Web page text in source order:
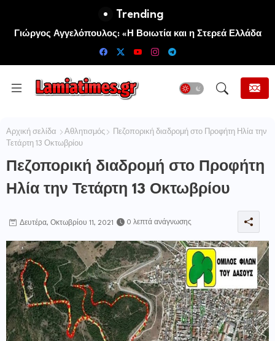
Trending
Γιώργος Αγγελόπουλος: «Η Βοιωτία και η Στερεά Ελλάδα
καίγεται. Η Κυβέρνηση και η Περιφερειακή Αρχή
Πανηγυρίζει η Ιερά Σταυροπηγιακή και Κοινοβιακή Μονή
Μεταμορφώσεως του Σωτήρος Καμενων Βουρλων (Μονή
Αρχική σελίδα Αθλητισμός
Πεζοπορική διαδρομή στο Προφήτη Ηλία την
Τετάρτη 13 Οκτωβρίου
Πεζοπορική διαδρομή στο Προφήτη
Ηλία την Τετάρτη 13 Οκτωβρίου
Δευτέρα, Οκτωβρίου 11, 2021 0 λεπτά ανάγνωσης